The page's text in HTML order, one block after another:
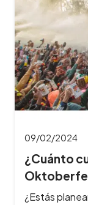
y
en el
la